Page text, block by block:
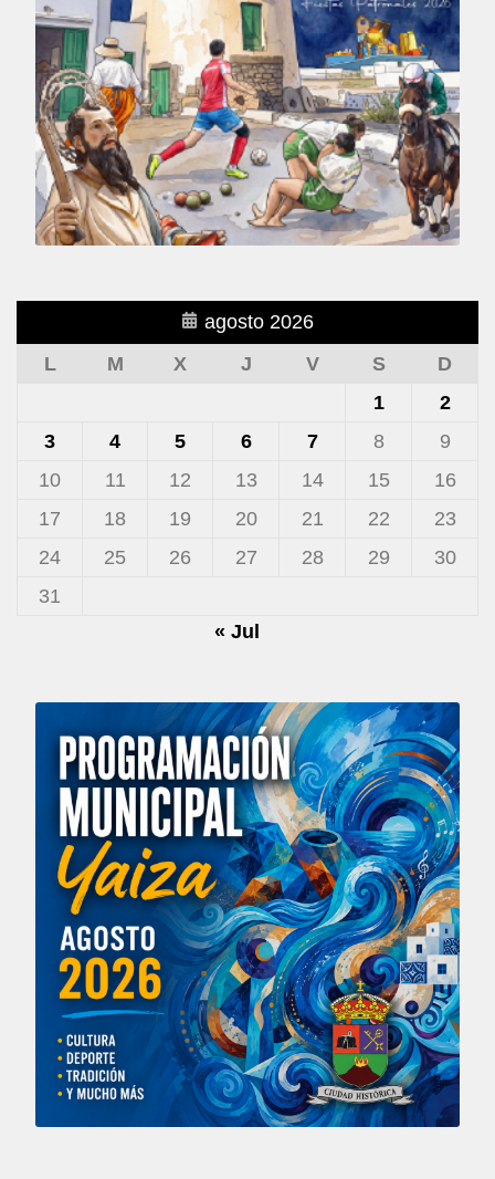
agosto 2026
L
M X J V S
D
1
2
3
4 5 6 7 8
9
10
11 12 13 14 15
16
17
18 19 20 21 22
23
24
25 26 27 28 29
30
31
« Jul